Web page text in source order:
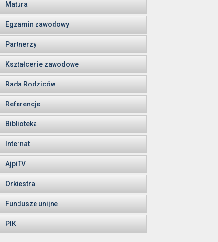
Matura
Egzamin zawodowy
Partnerzy
Kształcenie zawodowe
Rada Rodziców
Referencje
Biblioteka
Internat
AjpiTV
Orkiestra
Fundusze unijne
PIK